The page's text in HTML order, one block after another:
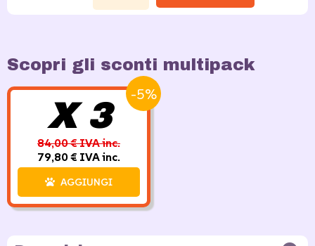
Scopri gli sconti multipack
-5%
X 3
84,00 € IVA inc.
79,80 € IVA inc.
AGGIUNGI